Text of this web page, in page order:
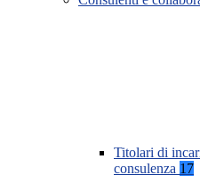
Titolari di
consulenza 17